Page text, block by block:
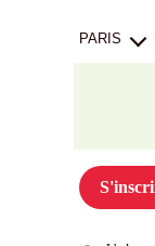
PARIS